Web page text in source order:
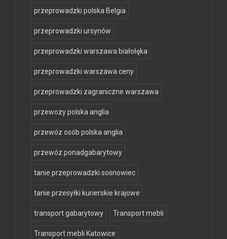
przeprowadzki polska Belgia
przeprowadzki ursynów
przeprowadzki warszawa białołęka
przeprowadzki warszawa ceny
przeprowadzki zagraniczne warszawa
przewozy polska anglia
przewóz osób polska anglia
przewóz ponadgabarytowy
tanie przeprowadzki sosnowiec
tanie przesyłki kurierskie krajowe
transport gabarytowy Transport mebli
Transport mebli Katowice